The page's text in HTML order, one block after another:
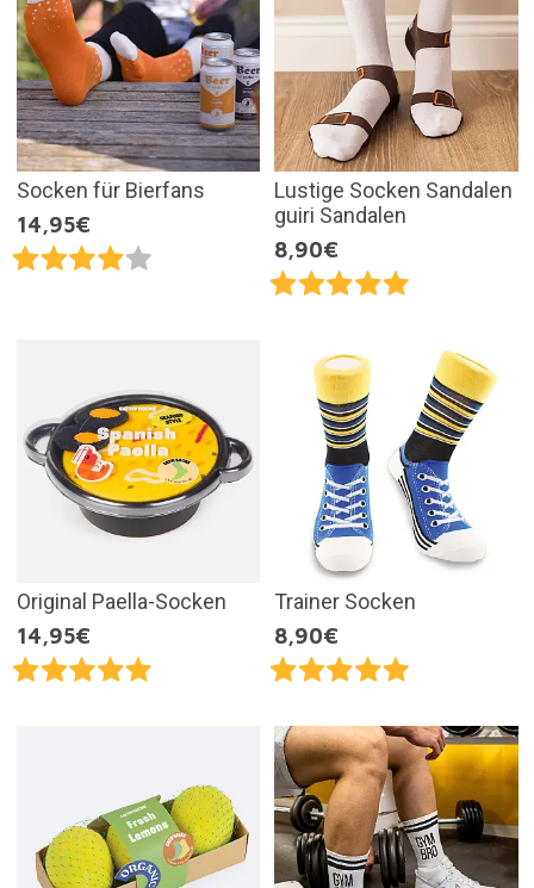
Socken für Bierfans
14,95€
Lustige Socken Sandalen
guiri Sandalen
8,90€
Original Paella-Socken
14,95€
Trainer Socken
8,90€